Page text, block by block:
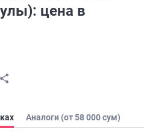
цена в
Аналоги (от 58 000 сум)